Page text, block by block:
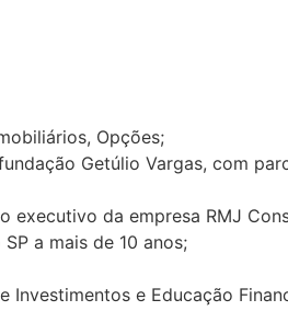
Opções;
Getúlio Vargas, com
executivo da empresa RMJ
a mais de 10 anos;
e Educação